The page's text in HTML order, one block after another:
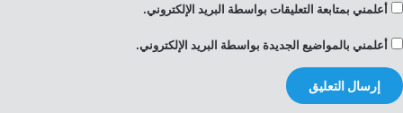
أعلمني بمتابعة التعليقات بواسطة البريد الإلكتروني.
أعلمني بالمواضيع الجديدة بواسطة البريد الإلكتروني.